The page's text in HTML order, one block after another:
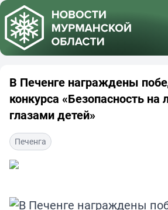
В Печенге награждены
конкурса «Безопасность на
глазами детей»
Печенга